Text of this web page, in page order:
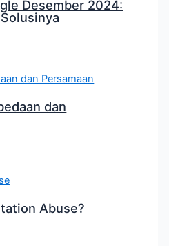
Desember 2024:
dan
Abuse?